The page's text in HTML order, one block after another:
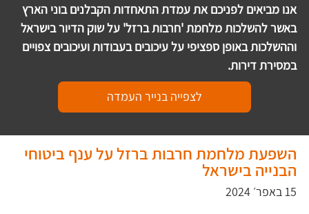
לצפייה בנייר העמדה
אנו מביאים לפניכם את עמדת התאחדות הקבלנים בוני הארץ
באשר להשלכות מלחמת 'חרבות ברזל' על שוק הדיור בישראל
וההשלכות באופן ספציפי על עיכובים בעבודות ועיכובים צפויים
במסירת דירות.
השפעת מלחמת חרבות ברזל על ענף ביטוחי
הבנייה בישראל
15 באפר׳ 2024